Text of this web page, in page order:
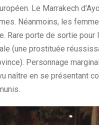
Le Marrakech
Néanmoins, les
Rare porte de sortie
(une prostituée
Personnage
naître en se présentant